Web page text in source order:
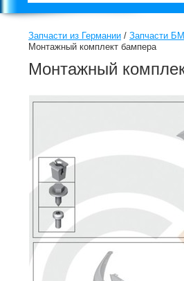
Запчасти из Германии / Запчасти
Монтажный комплект бампера
Монтажный